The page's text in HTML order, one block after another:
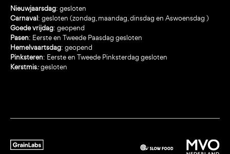
Nieuwjaarsdag: gesloten
Carnaval: gesloten (zondag, maandag, dinsdag en Aswoensdag )
Goede vrijdag: geopend
Pasen: Eerste en Tweede Paasdag gesloten
Hemelvaartsdag: geopend
Pinksteren: Eerste en Tweede Pinksterdag gesloten
Kerstmis:gesloten